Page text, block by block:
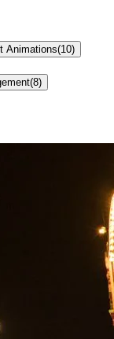
Animations(10)
(8)